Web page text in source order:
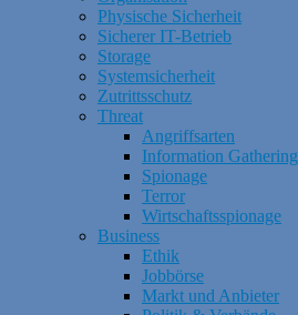
Physische Sicherheit
Sicherer IT-Betrieb
Storage
Systemsicherheit
Zutrittsschutz
Threat
Angriffsarten
Information Gathering
Spionage
Terror
Wirtschaftsspionage
Business
Ethik
Jobbörse
Markt und Anbieter